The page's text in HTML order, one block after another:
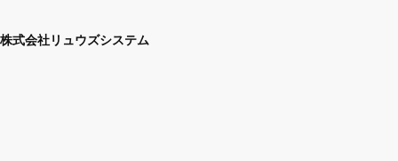
株式会社リュウズシステム